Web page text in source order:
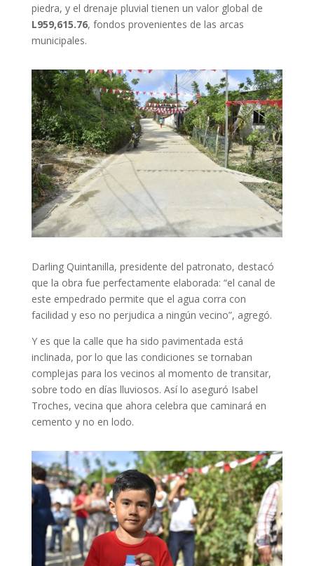
piedra, y el drenaje pluvial tienen un valor global de
L959,615.76, fondos provenientes de las arcas
municipales.
Darling Quintanilla, presidente del patronato, destacó
que la obra fue perfectamente elaborada: “el canal de
este empedrado permite que el agua corra con
facilidad y eso no perjudica a ningún vecino”, agregó.
Y es que la calle que ha sido pavimentada está
inclinada, por lo que las condiciones se tornaban
complejas para los vecinos al momento de transitar,
sobre todo en días lluviosos. Así lo aseguró Isabel
Troches, vecina que ahora celebra que caminará en
cemento y no en lodo.